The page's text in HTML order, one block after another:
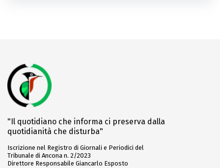
"Il quotidiano che informa ci preserva dalla
quotidianità che disturba"
Iscrizione nel Registro di Giornali e Periodici del
Tribunale di Ancona n. 2/2023
Direttore Responsabile Giancarlo Esposto